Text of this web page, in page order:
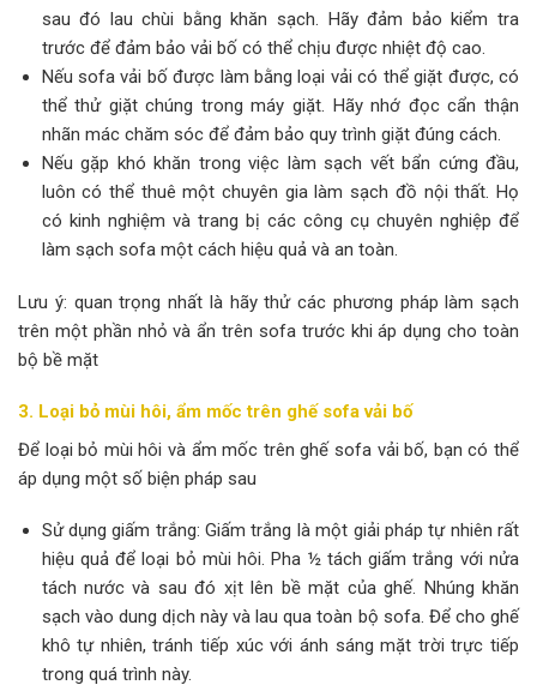
sau đó lau chùi bằng khăn sạch. Hãy đảm bảo kiểm tra
trước để đảm bảo vải bố có thể chịu được nhiệt độ cao.
Nếu sofa vải bố được làm bằng loại vải có thể giặt được, có
thể thử giặt chúng trong máy giặt. Hãy nhớ đọc cẩn thận
nhãn mác chăm sóc để đảm bảo quy trình giặt đúng cách.
Nếu gặp khó khăn trong việc làm sạch vết bẩn cứng đầu,
luôn có thể thuê một chuyên gia làm sạch đồ nội thất. Họ
có kinh nghiệm và trang bị các công cụ chuyên nghiệp để
làm sạch sofa một cách hiệu quả và an toàn.
Lưu ý: quan trọng nhất là hãy thử các phương pháp làm sạch
trên một phần nhỏ và ẩn trên sofa trước khi áp dụng cho toàn
bộ bề mặt
3. Loại bỏ mùi hôi, ẩm mốc trên ghế sofa vải bố
Để loại bỏ mùi hôi và ẩm mốc trên ghế sofa vải bố, bạn có thể
áp dụng một số biện pháp sau
Sử dụng giấm trắng: Giấm trắng là một giải pháp tự nhiên rất
hiệu quả để loại bỏ mùi hôi. Pha ½ tách giấm trắng với nửa
tách nước và sau đó xịt lên bề mặt của ghế. Nhúng khăn
sạch vào dung dịch này và lau qua toàn bộ sofa. Để cho ghế
khô tự nhiên, tránh tiếp xúc với ánh sáng mặt trời trực tiếp
trong quá trình này.